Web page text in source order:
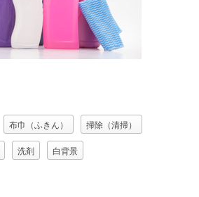
布巾（ふきん） 掃除（清掃）
洗剤 白背景